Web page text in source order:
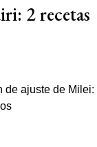
2 recetas